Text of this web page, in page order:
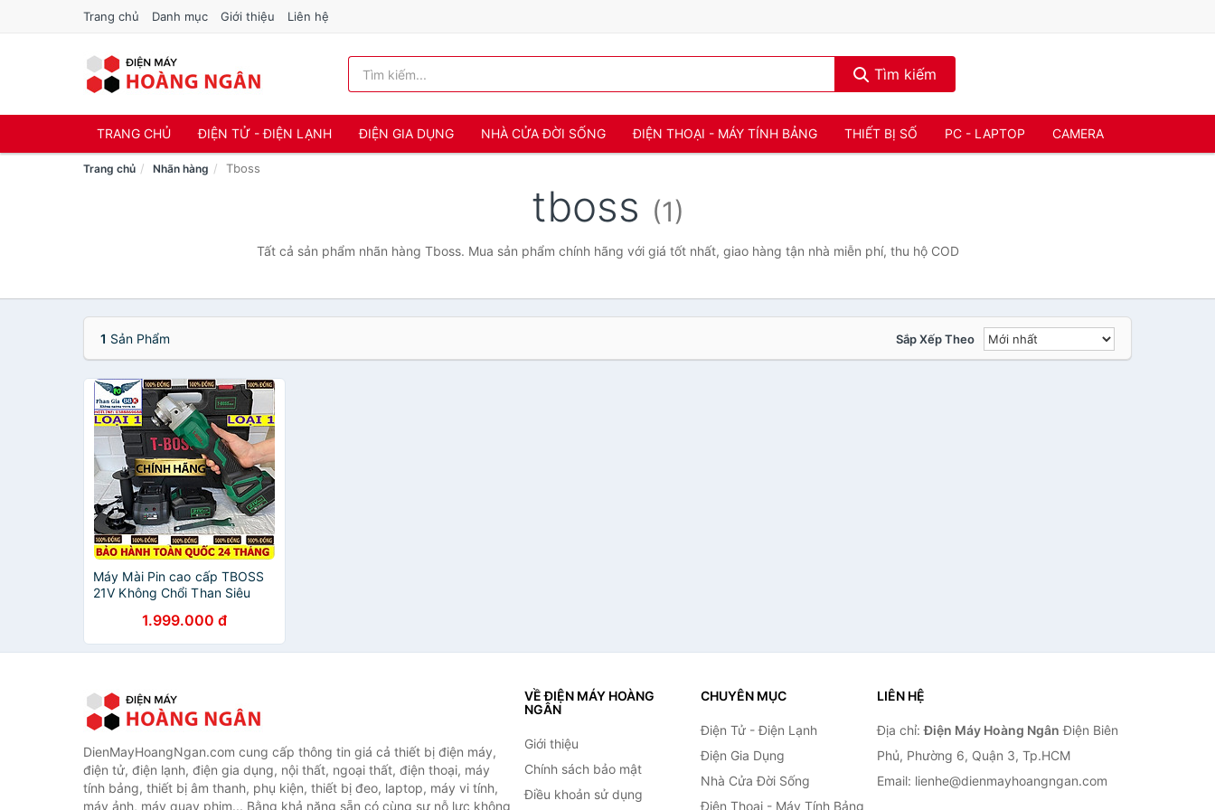
Trang chủ Danh mục Giới thiệu Liên hệ
Tìm kiếm
TRANG CHỦ ĐIỆN TỬ - ĐIỆN LẠNH ĐIỆN GIA DỤNG NHÀ CỬA ĐỜI SỐNG ĐIỆN THOẠI - MÁY TÍNH BẢNG THIẾT BỊ SỐ PC - LAPTOP CAMERA
Trang chủ Nhãn hàng Tboss
tboss (1)
Tất cả sản phẩm nhãn hàng Tboss. Mua sản phẩm chính hãng với giá tốt nhất, giao hàng tận nhà miễn phí, thu hộ COD
1 Sản Phẩm Sắp Xếp Theo
Máy Mài Pin cao cấp TBOSS
21V Không Chổi Than Siêu
1.999.000 đ
DienMayHoangNgan.com cung cấp thông tin giá cả thiết bị điện máy,
điện tử, điện lạnh, điện gia dụng, nội thất, ngoại thất, điện thoại, máy
tính bảng, thiết bị âm thanh, phụ kiện, thiết bị đeo, laptop, máy vi tính,
máy ảnh, máy quay phim... Bằng khả năng sẵn có cùng sự nỗ lực không
VỀ ĐIỆN MÁY HOÀNG
NGÂN
Giới thiệu
Chính sách bảo mật
Điều khoản sử dụng
CHUYÊN MỤC
Điện Tử - Điện Lạnh
Điện Gia Dụng
Nhà Cửa Đời Sống
Điện Thoại - Máy Tính Bảng
LIÊN HỆ
Địa chỉ:Điện Máy Hoàng Ngân Điện Biên
Phủ, Phường 6, Quận 3, Tp.HCM
Email: lienhe@dienmayhoangngan.com